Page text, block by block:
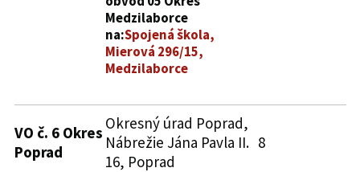
Medzilaborce
na:Spojená škola,
Mierová 296/15,
Medzilaborce
VO č. 6 Okres
Poprad
Okresný úrad Poprad,
Nábrežie Jána Pavla II.
16, Poprad
8